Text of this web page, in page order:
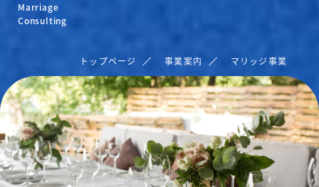
Marriage
Consulting
トップページ 事業案内 マリッジ事業